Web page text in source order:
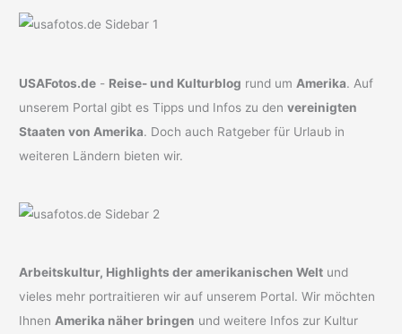
USAFotos.de - Reise- und Kulturblog rund um Amerika. Auf
unserem Portal gibt es Tipps und Infos zu denvereinigten
Staaten von Amerika. Doch auch Ratgeber für Urlaub in
weiteren Ländern bieten wir.
Arbeitskultur, Highlights der amerikanischen Welt und
vieles mehr portraitieren wir auf unserem Portal. Wir möchten
IhnenAmerika näher bringen und weitere Infos zur Kultur